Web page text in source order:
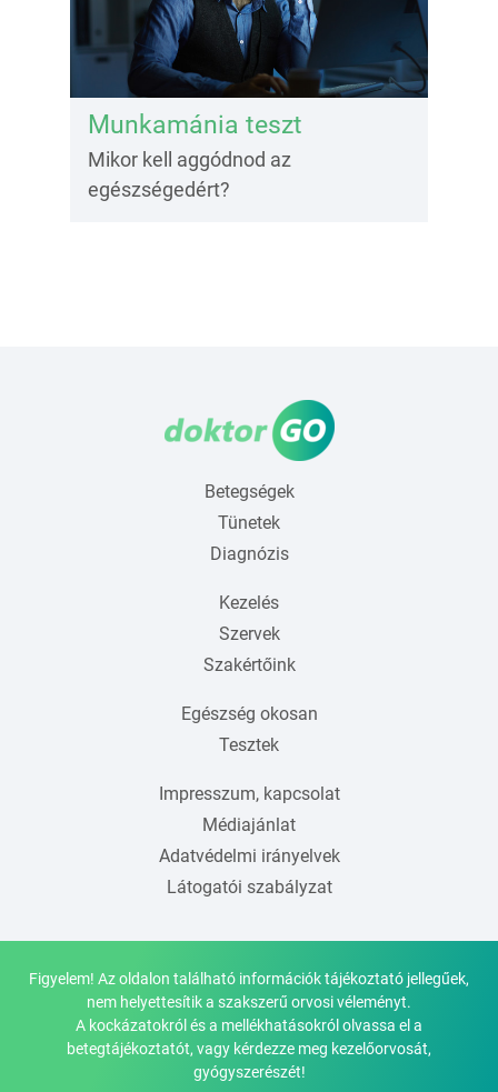
Munkamánia teszt
Mikor kell aggódnod az
egészségedért?
Betegségek
Tünetek
Diagnózis
Kezelés
Szervek
Szakértőink
Egészség okosan
Tesztek
Impresszum, kapcsolat
Médiajánlat
Adatvédelmi irányelvek
Látogatói szabályzat
Figyelem! Az oldalon található információk tájékoztató jellegűek,
nem helyettesítik a szakszerű orvosi véleményt.
A kockázatokról és a mellékhatásokról olvassa el a
betegtájékoztatót, vagy kérdezze meg kezelőorvosát,
gyógyszerészét!